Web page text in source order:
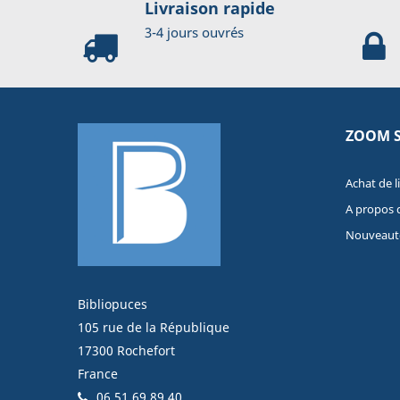
Livraison rapide
3-4 jours ouvrés
Bibliopuces
105 rue de la République
17300 Rochefort
France
06 51 69 89 40
ZOOM
Achat de
A propos